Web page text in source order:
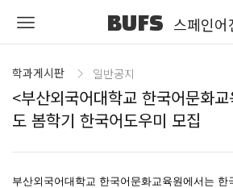
BUFS 스페인어
학과게시판 일반공지
<부산외국어대학교 한국어문화
도 봄학기 한국어도우미 모집
부산외국어대학교 한국어문화교육원에서는 한